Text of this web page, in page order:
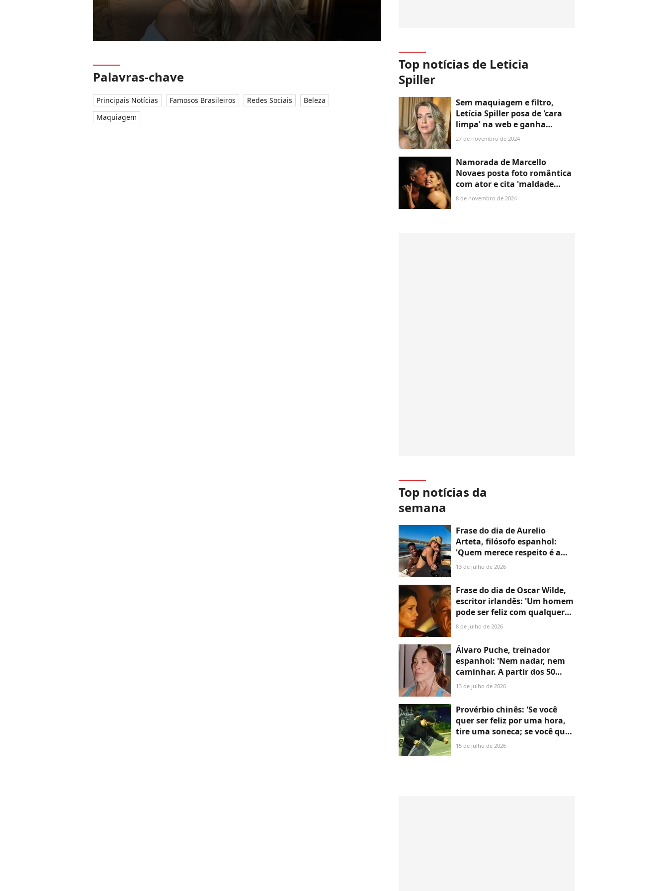
Palavras-chave
Principais Notícias Famosos Brasileiros Redes Sociais
Beleza
Maquiagem
Top notícias de Leticia
Spiller
Sem maquiagem e filtro,
Letícia Spiller posa de 'cara
limpa' na web e ganha
elogios por beleza real: 'Que
27 de novembro de 2024
Namorada de Marcello
Novaes posta foto romântica
com ator e cita 'maldade
alheia' após fala polêmica de
8 de novembro de 2024
Top notícias da
semana
Frase do dia de Aurelio
Arteta, filósofo espanhol:
'Quem merece respeito é a
pessoa, e com muita
opiniões'
13 de julho de 2026
Frase do dia de Oscar Wilde,
escritor irlandês: 'Um homem
pode ser feliz com qualquer
mulher, desde que não a ame'
8 de julho de 2026
Álvaro Puche, treinador
espanhol: 'Nem nadar, nem
caminhar. A partir dos 50
anos, é absolutamente
13 de julho de 2026
Provérbio chinês: 'Se você
quer ser feliz por uma hora,
tire uma soneca; se você quer
ser feliz para o resto da vida,
15 de julho de 2026